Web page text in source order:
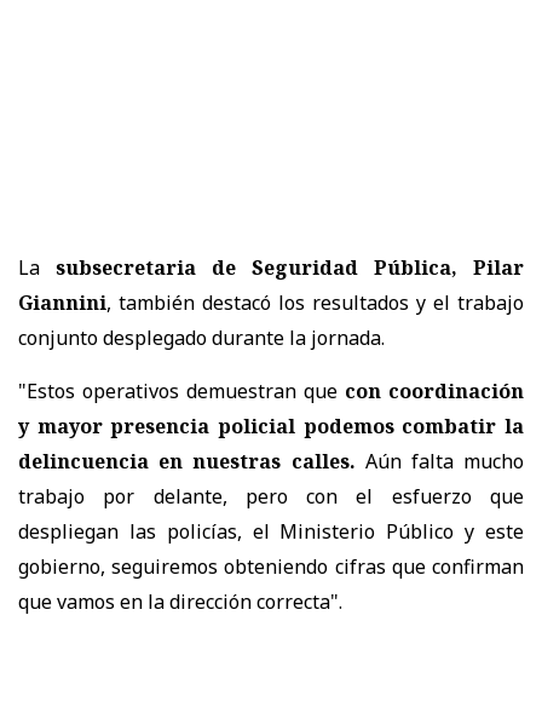
La subsecretaria de Seguridad Pública, Pilar
Giannini, también destacó los resultados y el trabajo
conjunto desplegado durante la jornada.
"Estos operativos demuestran que con coordinación
y mayor presencia policial podemos combatir la
delincuencia en nuestras calles. Aún falta mucho
trabajo por delante, pero con el esfuerzo que
despliegan las policías, el Ministerio Público y este
gobierno, seguiremos obteniendo cifras que confirman
que vamos en la dirección correcta".